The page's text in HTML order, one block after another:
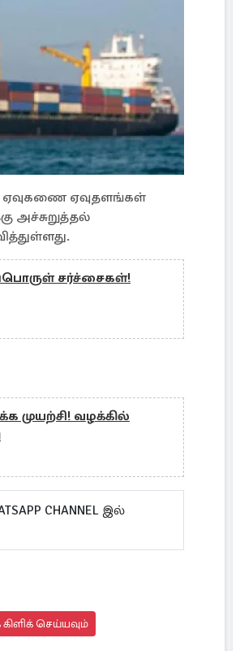
ஏவுகணை ஏவுதளங்கள்
அச்சுறுத்தல்
சர்ச்சைகள்!
முயற்சி! வழக்கில்
CHANNEL இல்
செய்யவும்